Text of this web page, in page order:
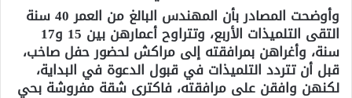
وأوضحت المصادر بأن المهندس البالغ من العمر 40 سنة
التقى التلميذات الأربع، وتتراوح أعمارهن بين 15 و17
سنة، وأغراهن بمرافقته إلى مراكش لحضور حفل صاخب،
قبل أن تتردد التلميذات في قبول الدعوة في البداية،
لكنهن وافقن على مرافقته، فاكترى شقة مفروشة بحي